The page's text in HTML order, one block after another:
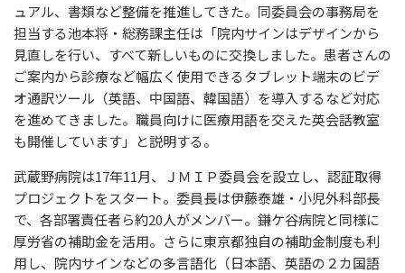
ュアル、書類など整備を推進してきた。同委員会の事務局を
担当する池本将・総務課主任は「院内サインはデザインから
見直しを行い、すべて新しいものに交換しました。患者さんの
ご案内から診療など幅広く使用できるタブレット端末のビデ
オ通訳ツール（英語、中国語、韓国語）を導入するなど対応
を進めてきました。職員向けに医療用語を交えた英会話教室
も開催しています」と説明する。
武蔵野病院は17年11月、ＪＭＩＰ委員会を設立し、認証取得
プロジェクトをスタート。委員長は伊藤泰雄・小児外科部長
で、各部署責任者ら約20人がメンバー。鎌ケ谷病院と同様に
厚労省の補助金を活用。さらに東京都独自の補助金制度も利
用し、院内サインなどの多言語化（日本語、英語の２カ国語